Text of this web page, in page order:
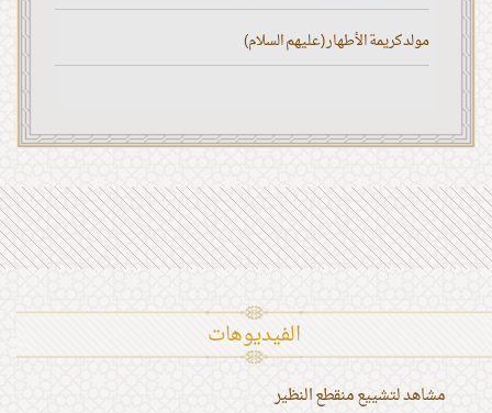
مولد كريمة الأطهار (عليهم السلام)
الفیدیوهات
مشاهد لتشييع منقطع النظير